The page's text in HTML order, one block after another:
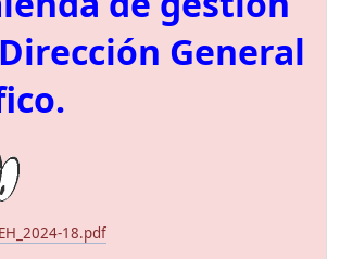
General
18.pdf